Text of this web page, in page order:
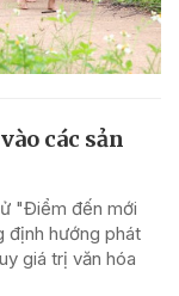
các sản
"Điểm đến mới
định hướng phát
giá trị văn hóa